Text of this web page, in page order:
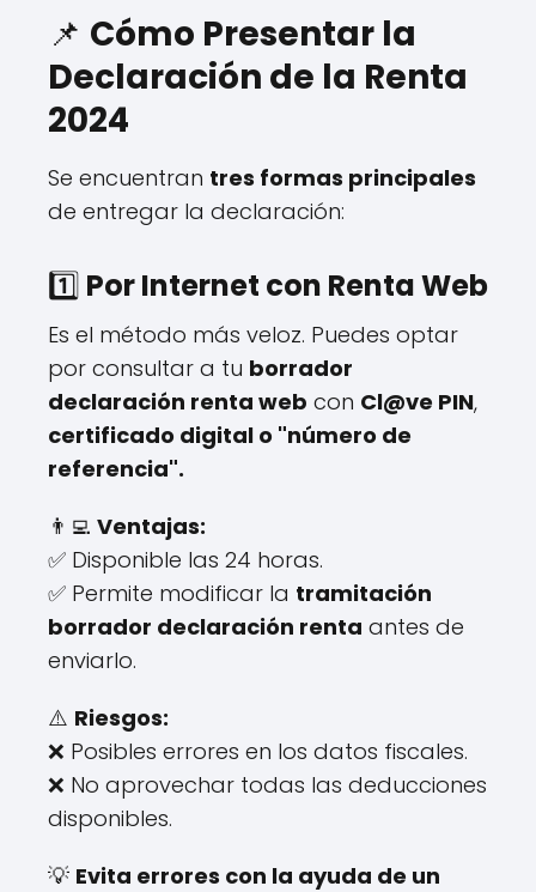
📌 Cómo Presentar la
Declaración de la Renta
2024
Se encuentran tres formas principales
de entregar la declaración:
1️⃣ Por Internet con Renta Web
Es el método más veloz. Puedes optar
por consultar a tu borrador
declaración renta web con Cl@ve PIN,
certificado digital o "número de
referencia".
👨‍💻 Ventajas:
✅ Disponible las 24 horas.
✅ Permite modificar la tramitación
borrador declaración renta antes de
enviarlo.
⚠️ Riesgos:
❌ Posibles errores en los datos fiscales.
❌ No aprovechar todas las deducciones
disponibles.
💡 Evita errores con la ayuda de un